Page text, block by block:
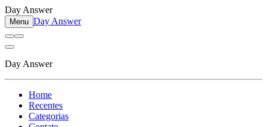
Day Answer
Menu Day Answer
Day Answer
Home
Recentes
Categorias